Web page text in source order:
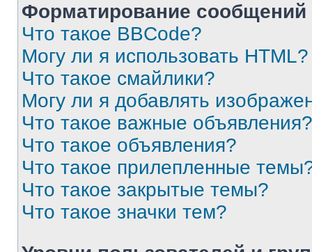
Форматирование
Что такое BBCode?
Могу ли я использовать HTML?
Что такое смайлики?
Могу ли я добавлять
Что такое важные объявления?
Что такое объявления?
Что такое прилепленные
Что такое закрытые темы?
Что такое значки тем?